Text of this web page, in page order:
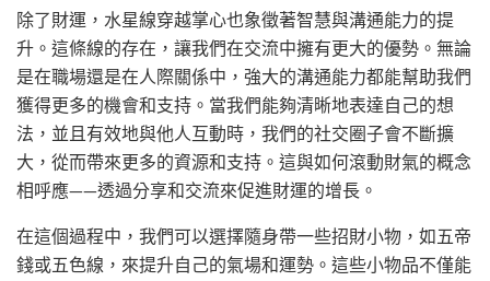
除了財運，水星線穿越掌心也象徵著智慧與溝通能力的提
升。這條線的存在，讓我們在交流中擁有更大的優勢。無論
是在職場還是在人際關係中，強大的溝通能力都能幫助我們
獲得更多的機會和支持。當我們能夠清晰地表達自己的想
法，並且有效地與他人互動時，我們的社交圈子會不斷擴
大，從而帶來更多的資源和支持。這與如何滾動財氣的概念
相呼應——透過分享和交流來促進財運的增長。
在這個過程中，我們可以選擇隨身帶一些招財小物，如五帝
錢或五色線，來提升自己的氣場和運勢。這些小物品不僅能